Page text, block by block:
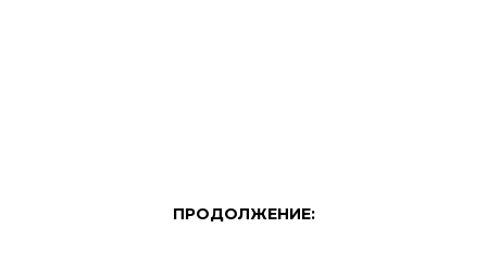
ПРОДОЛЖЕНИЕ: